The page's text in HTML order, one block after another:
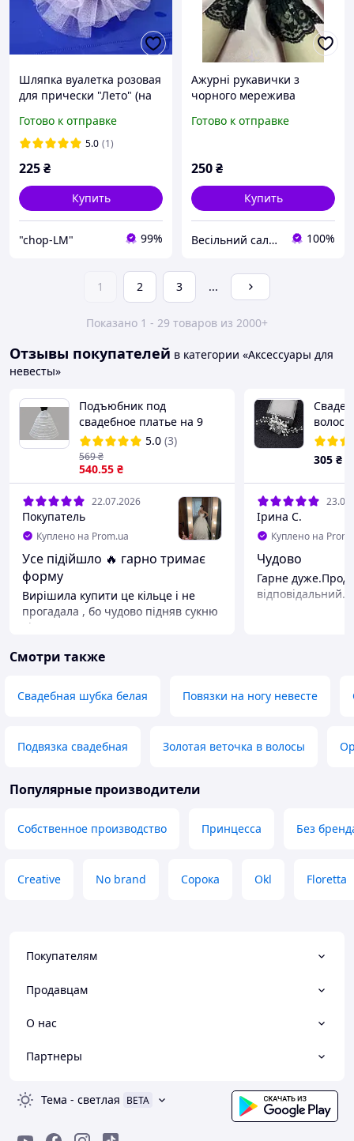
Шляпка вуалетка розовая
для прически "Лето" (на
Готово к отправке
5.0 (1)
225₴
Купить
"chop-LM" 99%
Ажурні рукавички з
чорного мережива
Готово к отправке
250₴
Купить
Весільний салон «Ніколь» 100%
1 2 3 ...
Показано 1 - 29 товаров из 2000+
Отзывы покупателей в категории «Аксессуары для
невесты»
Подъюбник под
свадебное платье на 9
колец MI00007-1
криналин
5.0 (3)
540.55 ₴
569₴
22.07.2026
Покупатель
Куплено на Prom.ua
Усе підійшло 🔥 гарно тримає
форму
Вирішила купити це кільце і не
прогадала , бо чудово підняв сукню
, і в ньому зручно ходити ,
проблемою того , що в салоні де я
достатньо , а це кільце врятувало
ситуацію, бо брати вищі підбори я
Преимущества
Доступна ціна, швидка відправка,
волос.
для
305 ₴
Ірина С.
Куплено на
Чудово
Гарне
відповідальний.
Смотри также
Свадебная шубка белая Повязки на ногу невесте
Подвязка свадебная Золотая веточка в волосы
Популярные производители
Собственное производство Принцесса Без
Creative No brand Сорока Okl Floretta
Покупателям
Продавцам
О нас
Партнеры
Тема - светлая BETA